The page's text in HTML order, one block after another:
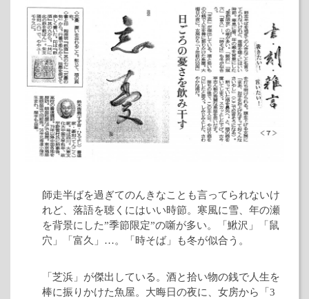
師走半ばを過ぎてのんきなことも言ってられないけ
れど、落語を聴くにはいい時節。寒風に雪、年の瀬
を背景にした”季節限定”の噺が多い。「鰍沢」「鼠
穴」「富久」…。「時そば」も冬が似合う。
「芝浜」が傑出している。酒と拾い物の銭で人生を
棒に振りかけた魚屋。大晦日の夜に、女房から「3